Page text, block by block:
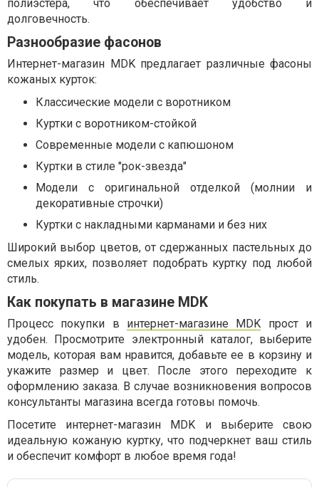
полиэстера, что обеспечивает удобство и
долговечность.
Разнообразие фасонов
Интернет-магазин MDK предлагает различные фасоны
кожаных курток:
Классические модели с воротником
Куртки с воротником-стойкой
Современные модели с капюшоном
Куртки в стиле "рок-звезда"
Модели с оригинальной отделкой (молнии и
декоративные строчки)
Куртки с накладными карманами и без них
Широкий выбор цветов, от сдержанных пастельных до
смелых ярких, позволяет подобрать куртку под любой
стиль.
Как покупать в магазине MDK
Процесс покупки в интернет-магазине MDK прост и
удобен. Просмотрите электронный каталог, выберите
модель, которая вам нравится, добавьте ее в корзину и
укажите размер и цвет. После этого переходите к
оформлению заказа. В случае возникновения вопросов
консультанты магазина всегда готовы помочь.
Посетите интернет-магазин MDK и выберите свою
идеальную кожаную куртку, что подчеркнет ваш стиль
и обеспечит комфорт в любое время года!